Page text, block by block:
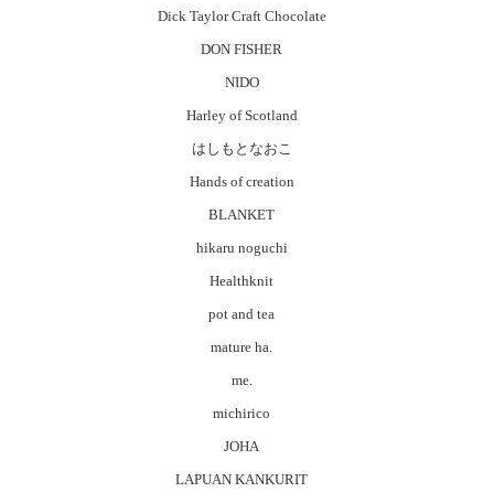
Dick Taylor Craft Chocolate
DON FISHER
NIDO
Harley of Scotland
はしもとなおこ
Hands of creation
BLANKET
hikaru noguchi
Healthknit
pot and tea
mature ha.
me.
michirico
JOHA
LAPUAN KANKURIT